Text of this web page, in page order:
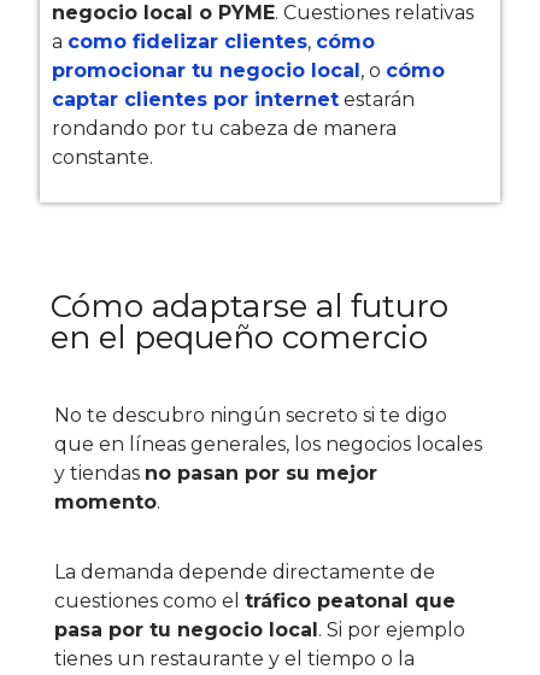
negocio local o PYME. Cuestiones relativas
a como fidelizar clientes, cómo
promocionar tu negocio local , o cómo
captar clientes por internet estarán
rondando por tu cabeza de manera
constante.
Cómo adaptarse al futuro
en el pequeño comercio
No te descubro ningún secreto si te digo
que en líneas generales, los negocios locales
y tiendas no pasan por su mejor
momento.
La demanda depende directamente de
cuestiones como el tráfico peatonal que
pasa por tu negocio local . Si por ejemplo
tienes un restaurante y el tiempo o la